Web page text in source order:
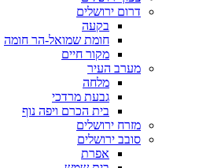
דרום ירושלים
בקעה
חומת שמואל-הר חומה
מקור חיים
מערב העיר
מלחה
גבעת מרדכי
בית הכרם ויפה נוף
מזרח ירושלים
סובב ירושלים
אפרת